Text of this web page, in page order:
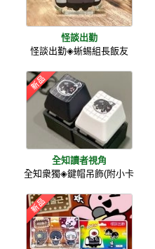
怪談出勤
怪談出勤◈蜥蜴組長飯友
全知讀者視角
全知衆獨◈鍵帽吊飾(附小卡